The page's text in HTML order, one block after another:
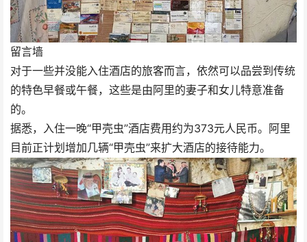
留言墙
对于一些并没能入住酒店的旅客而言，依然可以品尝到传统
的特色早餐或午餐，这些是由阿里的妻子和女儿特意准备
的。
据悉，入住一晚“甲壳虫”酒店费用约为373元人民币。阿里
目前正计划增加几辆“甲壳虫”来扩大酒店的接待能力。